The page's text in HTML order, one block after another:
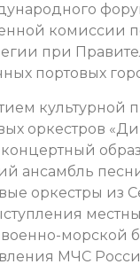
комиссии
при
портовых
культурной
оркестров
ансамбль
оркестры из
морской
МЧС